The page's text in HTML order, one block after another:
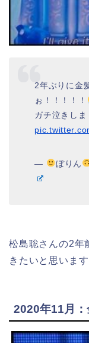
2年ぶりに金
ぉ！！！！！
ガチ泣きしま
— ぼりん
松島聡さんの2年
きたいと思います
2020年11月：